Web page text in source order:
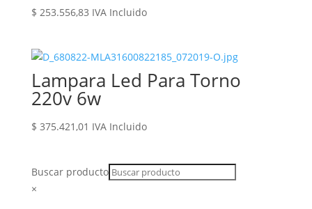
$ 253.556,83 IVA Incluido
Lampara Led Para Torno
220v 6w
$ 375.421,01 IVA Incluido
Buscar producto
×